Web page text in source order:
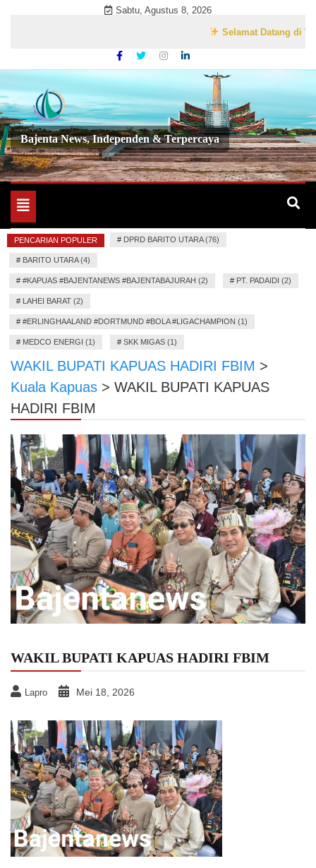
Sabtu, Agustus 8, 2026
Selamat Datang di
Bajenta News, Independen & Terpercaya
Toggle
navigation
PENCARIAN POPULER # DPRD BARITO UTARA (76)
# BARITO UTARA (4)
# #KAPUAS #BAJENTANEWS #BAJENTABAJURAH (2) # PT. PADAIDI (2)
# LAHEI BARAT (2)
# #ERLINGHAALAND #DORTMUND #BOLA #LIGACHAMPION (1)
# MEDCO ENERGI (1) # SKK MIGAS (1)
WAKIL BUPATI KAPUAS HADIRI FBIM >
Kuala Kapuas > WAKIL BUPATI KAPUAS
HADIRI FBIM
WAKIL BUPATI KAPUAS HADIRI FBIM
Lapro Mei 18, 2026